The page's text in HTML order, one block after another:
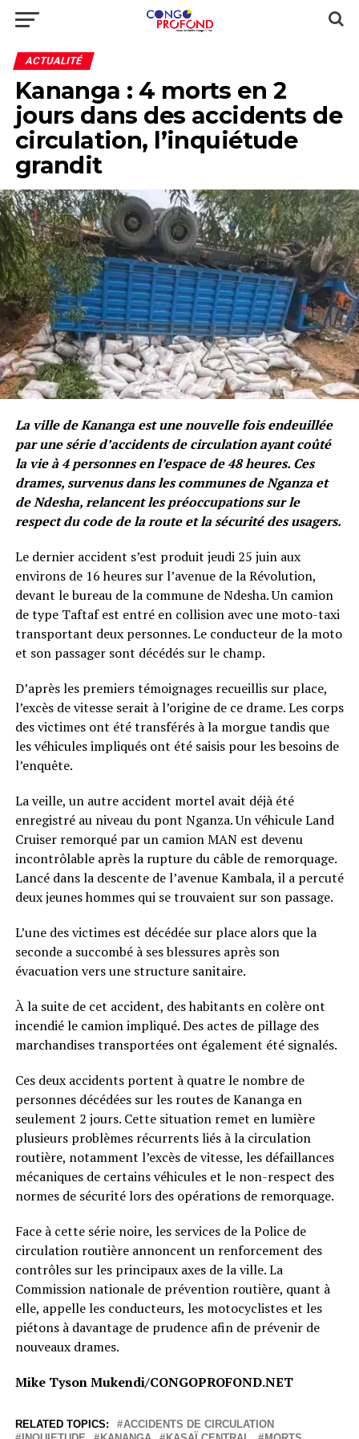
ACTUALITÉ
Kananga : 4 morts en 2
jours dans des accidents de
circulation, l’inquiétude
grandit
La ville de Kananga est une nouvelle fois endeuillée
par une série d’accidents de circulation ayant coûté
la vie à 4 personnes en l’espace de 48 heures. Ces
drames, survenus dans les communes de Nganza et
de Ndesha, relancent les préoccupations sur le
respect du code de la route et la sécurité des usagers.
Le dernier accident s’est produit jeudi 25 juin aux
environs de 16 heures sur l’avenue de la Révolution,
devant le bureau de la commune de Ndesha. Un camion
de type Taftaf est entré en collision avec une moto-taxi
transportant deux personnes. Le conducteur de la moto
et son passager sont décédés sur le champ.
D’après les premiers témoignages recueillis sur place,
l’excès de vitesse serait à l’origine de ce drame. Les corps
des victimes ont été transférés à la morgue tandis que
les véhicules impliqués ont été saisis pour les besoins de
l’enquête.
La veille, un autre accident mortel avait déjà été
enregistré au niveau du pont Nganza. Un véhicule Land
Cruiser remorqué par un camion MAN est devenu
incontrôlable après la rupture du câble de remorquage.
Lancé dans la descente de l’avenue Kambala, il a percuté
deux jeunes hommes qui se trouvaient sur son passage.
L’une des victimes est décédée sur place alors que la
seconde a succombé à ses blessures après son
évacuation vers une structure sanitaire.
À la suite de cet accident, des habitants en colère ont
incendié le camion impliqué. Des actes de pillage des
marchandises transportées ont également été signalés.
Ces deux accidents portent à quatre le nombre de
personnes décédées sur les routes de Kananga en
seulement 2 jours. Cette situation remet en lumière
plusieurs problèmes récurrents liés à la circulation
routière, notamment l’excès de vitesse, les défaillances
mécaniques de certains véhicules et le non-respect des
normes de sécurité lors des opérations de remorquage.
Face à cette série noire, les services de la Police de
circulation routière annoncent un renforcement des
contrôles sur les principaux axes de la ville. La
Commission nationale de prévention routière, quant à
elle, appelle les conducteurs, les motocyclistes et les
piétons à davantage de prudence afin de prévenir de
nouveaux drames.
Mike Tyson Mukendi/CONGOPROFOND.NET
RELATED TOPICS:
ACCIDENTS DE CIRCULATION